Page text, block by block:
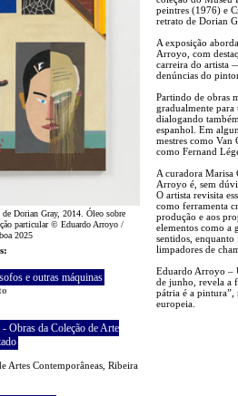
Dorian Gray, 2014. Óleo sobre
particular © Eduardo Arroyo /
2025
e outras máquinas
Obras da Coleção de Arte
Artes Contemporâneas, Ribeira
peintres (1976) e
retrato de Dorian
A exposição
Arroyo, com
carreira do artista
denúncias do
Partindo de obras
gradualmente
dialogando
espanhol. Em
mestres como Van
como Fernand
A curadora Marisa
Arroyo é, sem
O artista revisita
como ferramenta
produção e aos
elementos como a
sentidos,
limpadores de
Eduardo Arroyo –
de junho, revela a
pátria é a
europeia.